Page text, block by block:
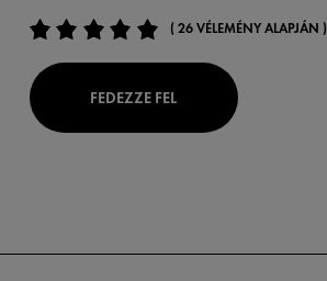
( 26 VÉLEMÉNY ALAPJÁN )
FEDEZZE FEL